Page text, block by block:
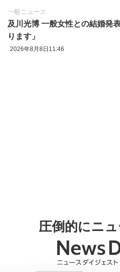
一般ニュース
及川光博 一般女性との結婚発
ります」
2026年8月8日11:46
圧倒的にニ